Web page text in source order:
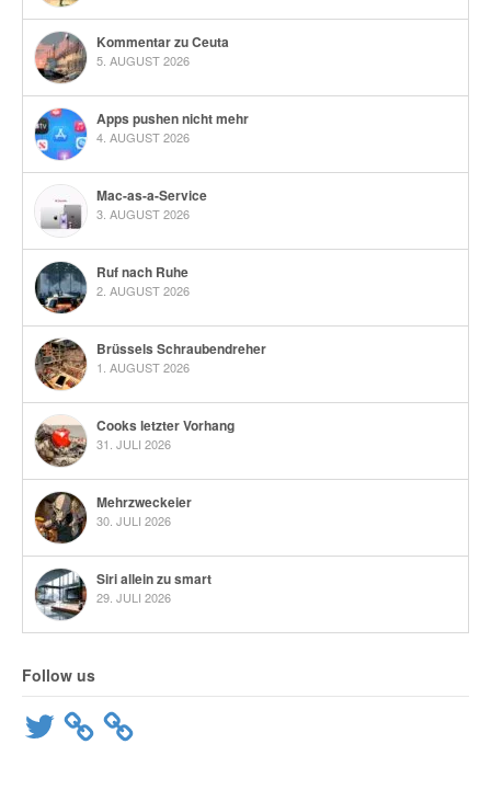
Kommentar zu Ceuta
5. AUGUST 2026
Apps pushen nicht mehr
4. AUGUST 2026
Mac-as-a-Service
3. AUGUST 2026
Ruf nach Ruhe
2. AUGUST 2026
Brüssels Schraubendreher
1. AUGUST 2026
Cooks letzter Vorhang
31. JULI 2026
Mehrzweckeier
30. JULI 2026
Siri allein zu smart
29. JULI 2026
Follow us
Twitter